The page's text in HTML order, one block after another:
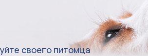
своего питомца